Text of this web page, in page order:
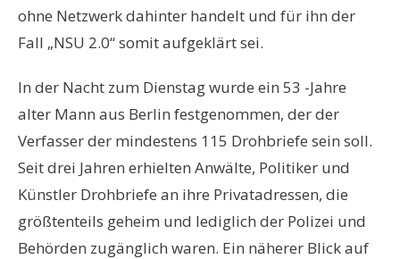
ohne Netzwerk dahinter handelt und für ihn der
Fall „NSU 2.0“ somit aufgeklärt sei.
In der Nacht zum Dienstag wurde ein 53 -Jahre
alter Mann aus Berlin festgenommen, der der
Verfasser der mindestens 115 Drohbriefe sein soll.
Seit drei Jahren erhielten Anwälte, Politiker und
Künstler Drohbriefe an ihre Privatadressen, die
größtenteils geheim und lediglich der Polizei und
Behörden zugänglich waren. Ein näherer Blick auf